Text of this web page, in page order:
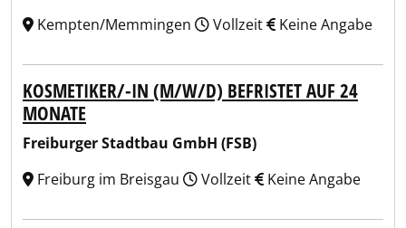
Kempten/Memmingen
Vollzeit Keine Angabe
KOSMETIKER/-IN (M/W/D) BEFRISTET AUF 24
MONATE
Freiburger Stadtbau GmbH (FSB)
Freiburg im Breisgau
Vollzeit Keine Angabe